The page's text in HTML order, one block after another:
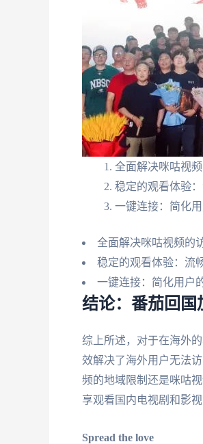
全面解决咪咕视频
稳定的观看体验
一键连接：简化用
全面解决咪咕视频的
稳定的观看体验：流
一键连接：简化用户
结论：番茄回国
综上所述，对于在海外
效解决了海外用户无法
频的地域限制还是咪咕
享观看国内电视剧和影视
Spread the love